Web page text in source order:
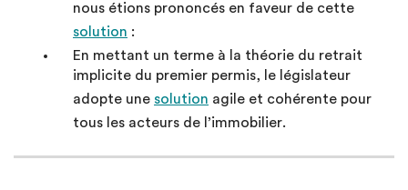
nous étions prononcés en faveur de cette
solution :
En mettant un terme à la théorie du retrait
implicite du premier permis, le législateur
adopte une solution agile et cohérente pour
tous les acteurs de l’immobilier.